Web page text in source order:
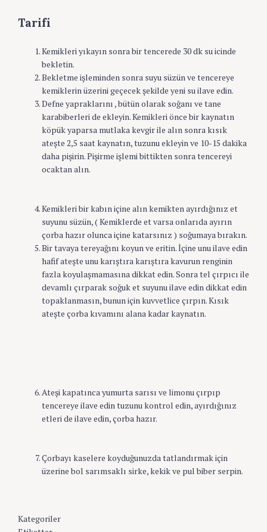
Tarifi
Kemikleri yıkayın sonra bir tencerede 30 dk su icinde
bekletin.
Bekletme işleminden sonra suyu süzün ve tencereye
kemiklerin üzerini geçecek şekilde yeni su ilave edin.
Defne yapraklarını , bütün olarak soğanı ve tane
karabiberleri de ekleyin. Kemikleri önce bir kaynatın
köpük yaparsa mutlaka kevgir ile alın sonra kısık
ateşte 2,5 saat kaynatın, tuzunu ekleyin ve 10-15 dakika
daha pişirin. Pişirme işlemi bittikten sonra tencereyi
ocaktan alın.
Kemikleri bir kabın içine alın kemikten ayırdığınız et
suyunu süzün, ( Kemiklerde et varsa onlarıda ayırın
çorba hazır olunca içine katarsınız ) soğumaya bırakın.
Bir tavaya tereyağını koyun ve eritin. İçine unu ilave edin
hafif ateşte unu karıştıra karıştıra kavurun renginin
fazla koyulaşmamasına dikkat edin. Sonra tel çırpıcı ile
devamlı çırparak soğuk et suyunu ilave edin dikkat edin
topaklanmasın, bunun için kuvvetlice çırpın. Kısık
ateşte çorba kıvamını alana kadar kaynatın.
Ateşi kapatınca yumurta sarısı ve limonu çırpıp
tencereye ilave edin tuzunu kontrol edin, ayırdığınız
etleri de ilave edin, çorba hazır.
Çorbayı kaselere koyduğunuzda tatlandırmak için
üzerine bol sarımsaklı sirke, kekik ve pul biber serpin.
Kategoriler